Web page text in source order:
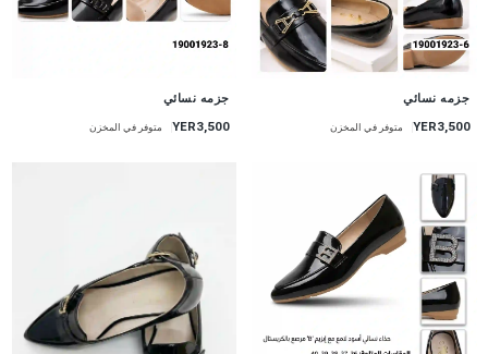
جزمه نسائي
YER3,500 متوفر في المخزن
جزمه نسائي
YER3,500 متوفر في المخزن